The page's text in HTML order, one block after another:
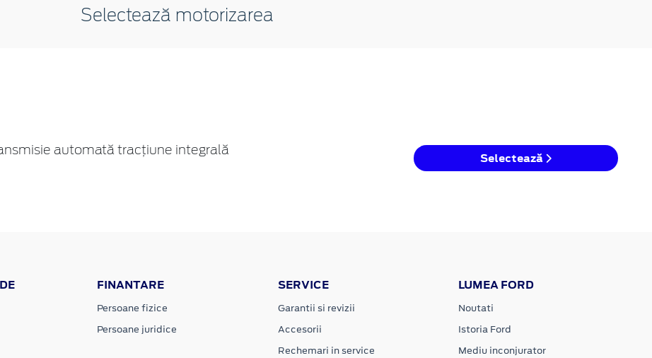
Selectează motorizarea
automată tracțiune integrală
Selectează
FINANTARE
Persoane fizice
Persoane juridice
SERVICE
Garantii si revizii
Accesorii
Rechemari in service
LUMEA FORD
Noutati
Istoria Ford
Mediu inconjurator